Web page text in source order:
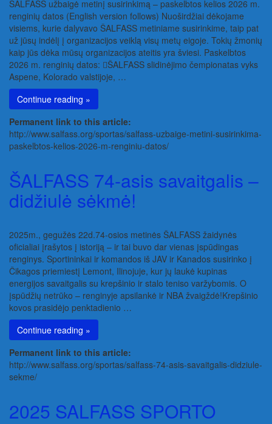
ŠALFASS užbaigė metinį susirinkimą – paskelbtos kelios 2026 m.
renginių datos (English version follows) Nuoširdžiai dėkojame
visiems, kurie dalyvavo ŠALFASS metiniame susirinkime, taip pat
už jūsų indėlį į organizacijos veiklą visų metų eigoje. Tokių žmonių
kaip jūs dėka mūsų organizacijos ateitis yra šviesi. Paskelbtos
2026 m. renginių datos: ŠALFASS slidinėjimo čempionatas vyks
Aspene, Kolorado valstijoje, …
Continue reading »
Permanent link to this article:
http://www.salfass.org/sportas/salfass-uzbaige-metini-susirinkima-
paskelbtos-kelios-2026-m-renginiu-datos/
ŠALFASS 74-asis savaitgalis –
didžiulė sėkmė!
2025m., gegužės 22d.74-osios metinės ŠALFASS žaidynės
oficialiai įrašytos į istoriją – ir tai buvo dar vienas įspūdingas
renginys. Sportininkai ir komandos iš JAV ir Kanados susirinko į
Čikagos priemiestį Lemont, Ilinojuje, kur jų laukė kupinas
energijos savaitgalis su krepšinio ir stalo teniso varžybomis. O
įspūdžių netrūko – renginyje apsilankė ir NBA žvaigždė!Krepšinio
kovos prasidėjo penktadienio …
Continue reading »
Permanent link to this article:
http://www.salfass.org/sportas/salfass-74-asis-savaitgalis-didziule-
sekme/
2025 SALFASS SPORTO